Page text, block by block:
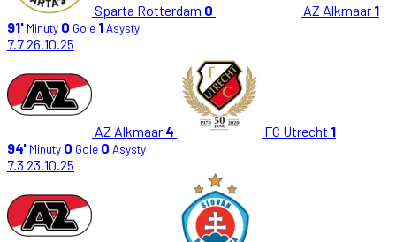
Sparta Rotterdam 0 AZ Alkmaar 1
91' Minuty 0 Gole 1Asysty
7.726.10.25
AZ Alkmaar 4 FC Utrecht 1
94' Minuty 0 Gole 0 Asysty
7.3 23.10.25